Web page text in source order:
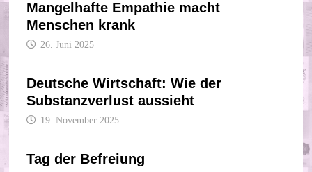
Mangelhafte Empathie macht
Menschen krank
26. Juni 2025
Deutsche Wirtschaft: Wie der
Substanzverlust aussieht
19. November 2025
Tag der Befreiung